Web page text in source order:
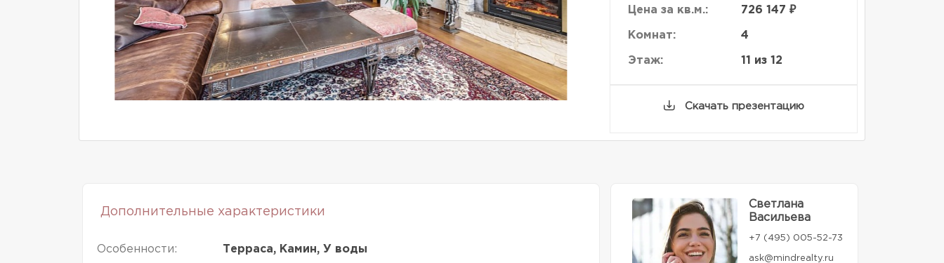
Цена за кв.м.: 726 147 ₽
Комнат: 4
Этаж: 11 из 12
Скачать презентацию
Дополнительные характеристики
Особенности: Терраса, Камин, У воды
Светлана
Васильева
+7 (495) 005-52-73
ask@mindrealty.ru